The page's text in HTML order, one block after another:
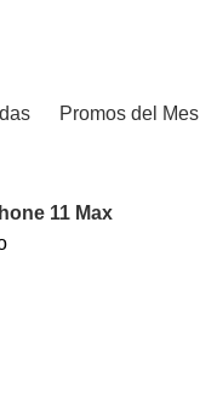
Promos del Mes
11 Max